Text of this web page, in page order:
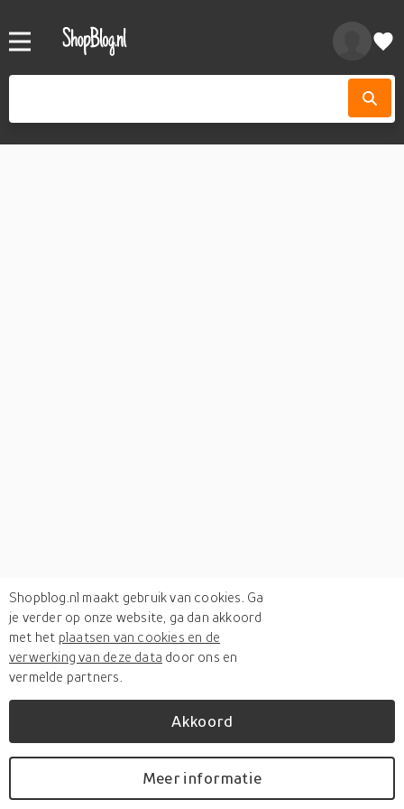
gerelateerde categorieën
Shopblog.nl maakt gebruik van cookies. Ga
je verder op onze website, ga dan akkoord
met het plaatsen van cookies en de
verwerking van deze data door ons en
vermelde partners.
Akkoord
Meer informatie